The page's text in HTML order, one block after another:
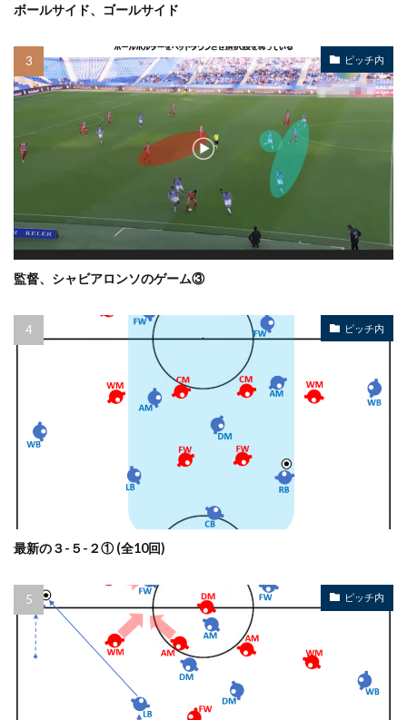
ボールサイド、ゴールサイド
ピッチ内
監督、シャビアロンソのゲーム③
ピッチ内
最新の３-５-２① (全10回)
ピッチ内